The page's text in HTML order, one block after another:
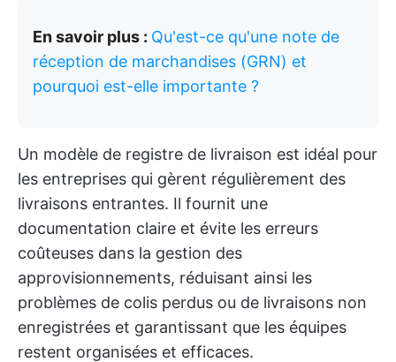
En savoir plus : Qu'est-ce qu'une note de
réception de marchandises (GRN) et
pourquoi est-elle importante ?
Un modèle de registre de livraison est idéal pour
les entreprises qui gèrent régulièrement des
livraisons entrantes. Il fournit une
documentation claire et évite les erreurs
coûteuses dans la gestion des
approvisionnements, réduisant ainsi les
problèmes de colis perdus ou de livraisons non
enregistrées et garantissant que les équipes
restent organisées et efficaces.